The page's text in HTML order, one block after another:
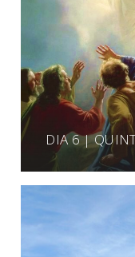
DIA 6 |